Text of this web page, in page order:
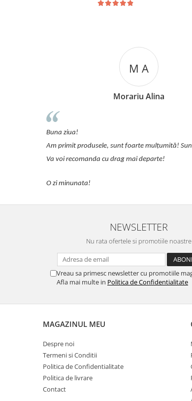
M A
Morariu Alina
Buna ziua!
Am primit produsele, sunt foarte mulțumită!
Va voi recomanda cu drag mai departe!
O zi minunata!
NEWSLETTER
Nu rata ofertele si promotiile noastre
Vreau sa primesc newsletter cu promotiile
Afla mai multe in Politica de Confidentialitate
MAGAZINUL MEU
Despre noi
Termeni si Conditii
Politica de Confidentialitate
Politica de livrare
Contact